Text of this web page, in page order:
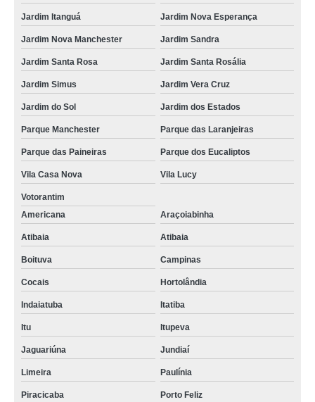
Jardim Itanguá Jardim Nova Esperança
Jardim Nova Manchester Jardim Sandra
Jardim Santa Rosa Jardim Santa Rosália
Jardim Simus Jardim Vera Cruz
Jardim do Sol Jardim dos Estados
Parque Manchester Parque das Laranjeiras
Parque das Paineiras Parque dos Eucaliptos
Vila Casa Nova Vila Lucy
Votorantim
Americana
Araçoiabinha
Atibaia Atibaia
Boituva Campinas
Cocais Hortolândia
Indaiatuba Itatiba
Itu Itupeva
Jaguariúna Jundiaí
Limeira Paulínia
Piracicaba Porto Feliz